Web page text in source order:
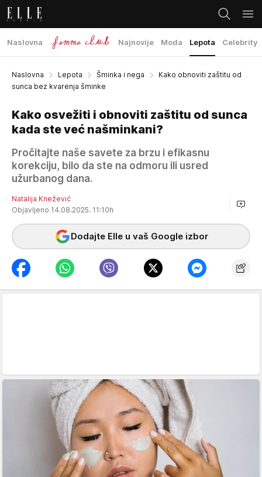
Naslovna Najnovije Moda Lepota Celebrity
Naslovna Lepota Šminka i nega
Kako obnoviti zaštitu od
sunca bez kvarenja šminke
Kako osvežiti i obnoviti zaštitu od sunca
kada ste već našminkani?
Pročitajte naše savete za brzu i efikasnu
korekciju, bilo da ste na odmoru ili usred
užurbanog dana.
Natalija Knežević
Objavljeno 14.08.2025. 11:10h
Dodajte Elle u vaš Google izbor